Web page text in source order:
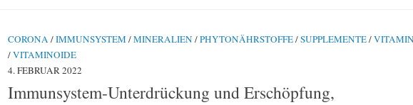
CORONA /IMMUNSYSTEM /MINERALIEN /PHYTONÄHRSTOFFE/SUPPLEMENTE/
/VITAMINOIDE
4. FEBRUAR 2022
Immunsystem-Unterdrückung und Erschöpfung,